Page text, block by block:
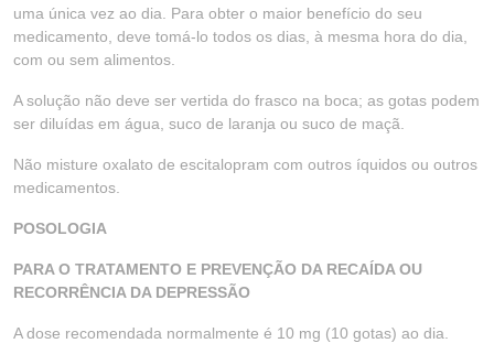
uma única vez ao dia. Para obter o maior benefício do seu
medicamento, deve tomá-lo todos os dias, à mesma hora do dia,
com ou sem alimentos.
A solução não deve ser vertida do frasco na boca; as gotas podem
ser diluídas em água, suco de laranja ou suco de maçã.
Não misture oxalato de escitalopram com outros íquidos ou outros
medicamentos.
POSOLOGIA
PARA O TRATAMENTO E PREVENÇÃO DA RECAÍDA OU
RECORRÊNCIA DA DEPRESSÃO
A dose recomendada normalmente é 10 mg (10 gotas) ao dia.